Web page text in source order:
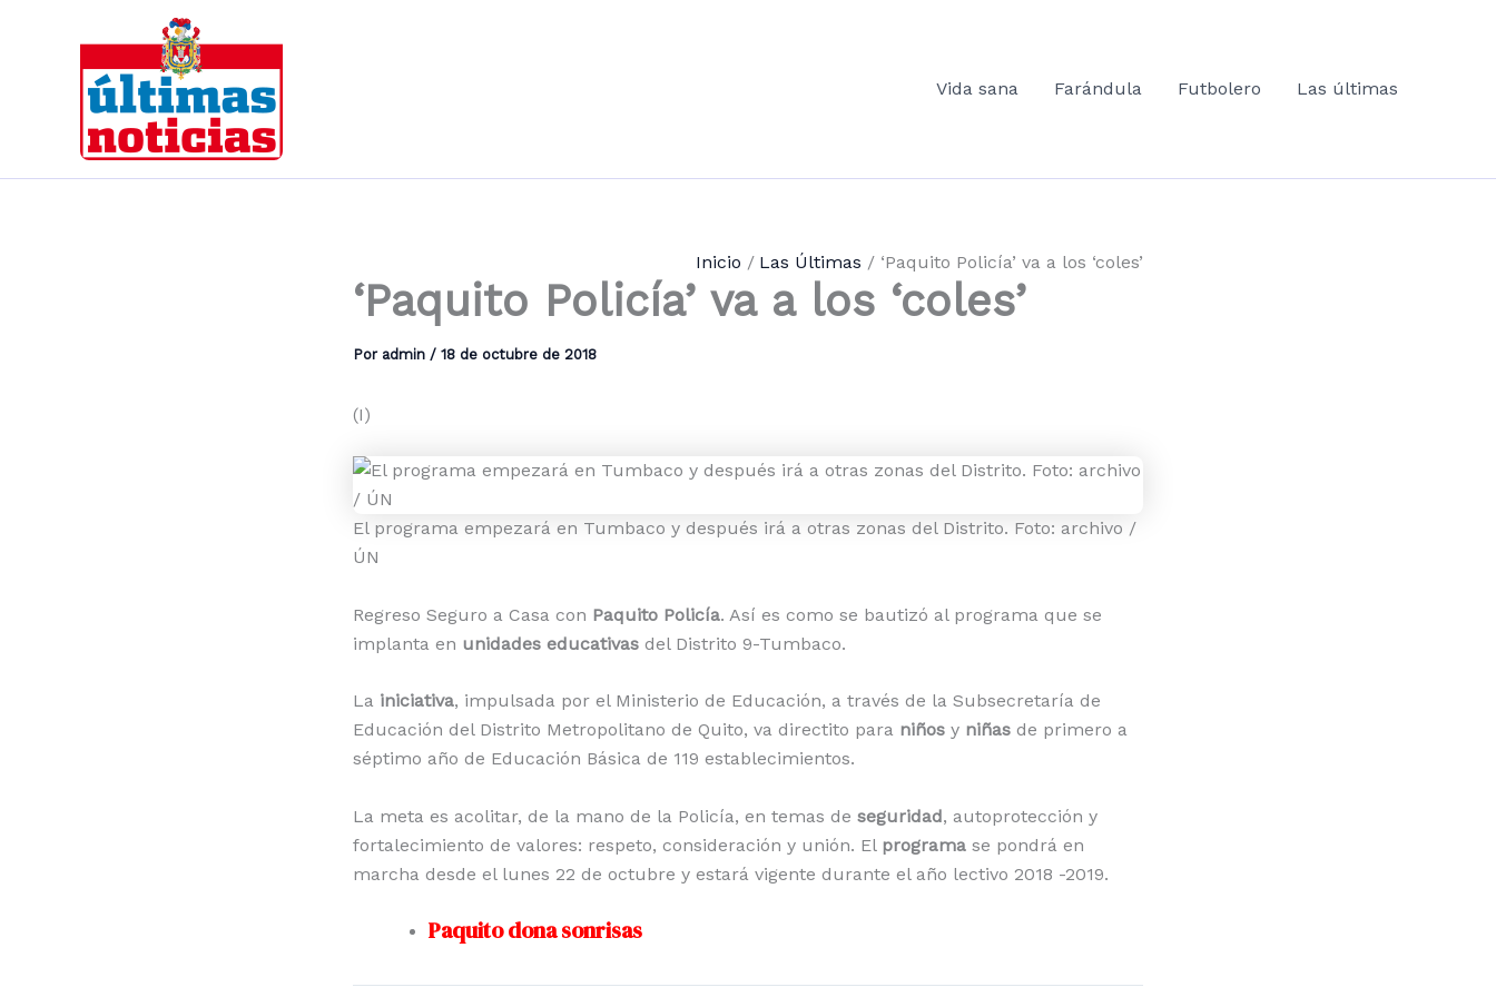
contenido
Vida sana
Farándula Futbolero Las últimas
Inicio Las Últimas ‘Paquito Policía’ va a los ‘coles’
‘Paquito Policía’ va a los ‘coles’
Por admin / 18 de octubre de 2018
(I)
El programa empezará en Tumbaco y después irá a otras zonas del Distrito. Foto: archivo /
ÚN
Regreso Seguro a Casa con Paquito Policía. Así es como se bautizó al programa que se
implanta en unidades educativas del Distrito 9-Tumbaco.
La iniciativa, impulsada por el Ministerio de Educación, a través de la Subsecretaría de
Educación del Distrito Metropolitano de Quito, va directito para niños y niñas de primero a
séptimo año de Educación Básica de 119 establecimientos.
La meta es acolitar, de la mano de la Policía, en temas de seguridad, autoprotección y
fortalecimiento de valores: respeto, consideración y unión. El programa se pondrá en
marcha desde el lunes 22 de octubre y estará vigente durante el año lectivo 2018 -2019.
Paquito dona sonrisas